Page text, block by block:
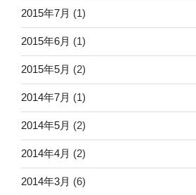
2015年7月 (1)
2015年6月 (1)
2015年5月 (2)
2014年7月 (1)
2014年5月 (2)
2014年4月 (2)
2014年3月 (6)